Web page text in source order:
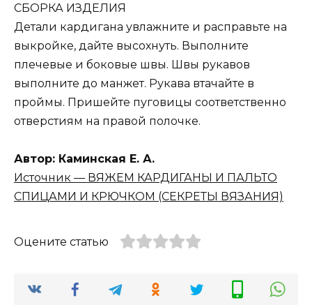
СБОРКА ИЗДЕЛИЯ
Детали кардигана увлажните и расправьте на
выкройке, дайте высохнуть. Выполните
плечевые и боковые швы. Швы рукавов
выполните до манжет. Рукава втачайте в
проймы. Пришейте пуговицы соответственно
отверстиям на правой полочке.
Автор: Каминская Е. А.
Источник — ВЯЖЕМ КАРДИГАНЫ И ПАЛЬТО
СПИЦАМИ И КРЮЧКОМ (СЕКРЕТЫ ВЯЗАНИЯ)
Оцените статью